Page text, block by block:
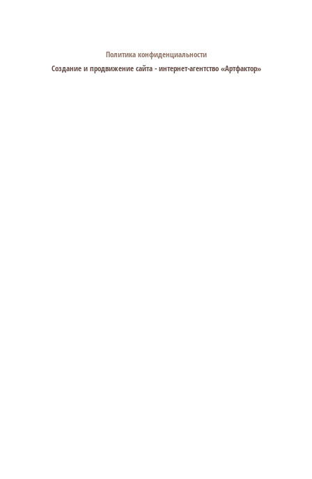
Политика конфиденциальности
Создание и продвижение сайта - интернет-агентство «Артфактор»